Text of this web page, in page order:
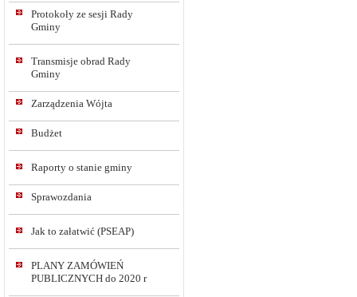
Protokoły ze sesji Rady
Gminy
Transmisje obrad Rady
Gminy
Zarządzenia Wójta
Budżet
Raporty o stanie gminy
Sprawozdania
Jak to załatwić (PSEAP)
PLANY ZAMÓWIEŃ
PUBLICZNYCH do 2020 r